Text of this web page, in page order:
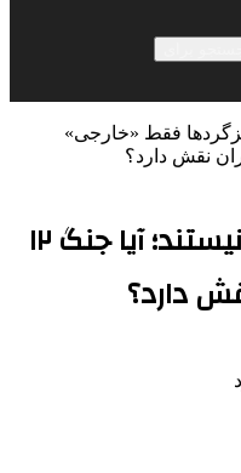
فقط «خارجی»
ریزگردها فقط «خارجی» نیستند؛ آیا جنگ ۱۲
دارد؟